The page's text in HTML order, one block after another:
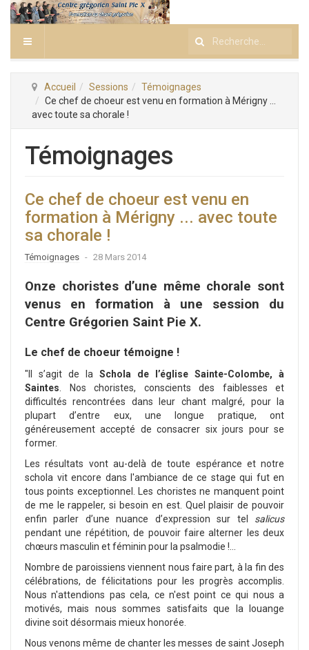
Rechercher
Accueil Sessions
Témoignages
Ce chef de choeur est venu en formation à Mérigny ...
avec toute sa chorale !
Témoignages
Ce chef de choeur est venu en
formation à Mérigny ... avec toute
sa chorale !
Témoignages 28 Mars 2014
Onze choristes d’une même chorale sont
venus en formation à une session du
Centre Grégorien Saint Pie X.
Le chef de choeur témoigne !
"Il s’agit de la Schola de l’église Sainte-Colombe, à
Saintes . Nos choristes, conscients des faiblesses et
difficultés rencontrées dans leur chant malgré, pour la
plupart d’entre eux, une longue pratique, ont
généreusement accepté de consacrer six jours pour se
former.
Les résultats vont au-delà de toute espérance et notre
schola vit encore dans l'ambiance de ce stage qui fut en
tous points exceptionnel. Les choristes ne manquent point
de me le rappeler, si besoin en est. Quel plaisir de pouvoir
enfin parler d’une nuance d’expression sur tel salicus
pendant une répétition, de pouvoir faire alterner les deux
chœurs masculin et féminin pour la psalmodie !...
Nombre de paroissiens viennent nous faire part, à la fin des
célébrations, de félicitations pour les progrès accomplis.
Nous n'attendions pas cela, ce n'est point ce qui nous a
motivés, mais nous sommes satisfaits que la louange
divine soit désormais mieux honorée.
Nous venons même de chanter les messes de saint Joseph